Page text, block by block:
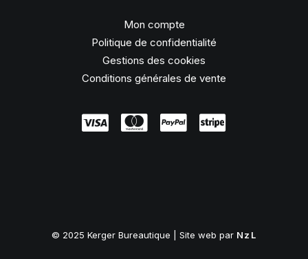
Mon compte
Politique de confidentialité
Gestions des cookies
Conditions générales de vente
© 2025 Kerger Bureautique | Site web par NzL